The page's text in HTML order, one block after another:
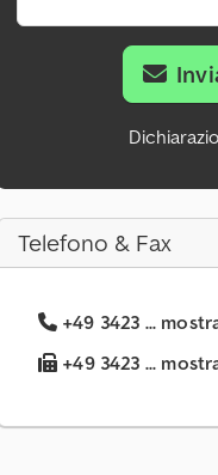
Telefono & Fax
+49 3423 ...
+49 3423 ...